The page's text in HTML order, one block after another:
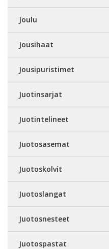
Joulu
Jousihaat
Jousipuristimet
Juotinsarjat
Juotintelineet
Juotosasemat
Juotoskolvit
Juotoslangat
Juotosnesteet
Juotospastat